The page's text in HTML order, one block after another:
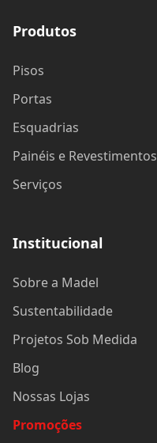
Produtos
Pisos
Portas
Esquadrias
Painéis e Revestimentos
Serviços
Institucional
Sobre a Madel
Sustentabilidade
Projetos Sob Medida
Blog
Nossas Lojas
Promoções